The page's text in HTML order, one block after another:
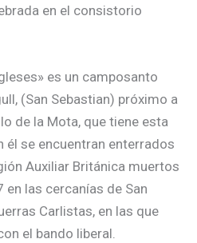
en el consistorio
es un camposanto
(San Sebastian) próximo a
de la Mota, que tiene esta
él se encuentran enterrados
Auxiliar Británica muertos
las cercanías de San
Carlistas, en las que
el bando liberal.